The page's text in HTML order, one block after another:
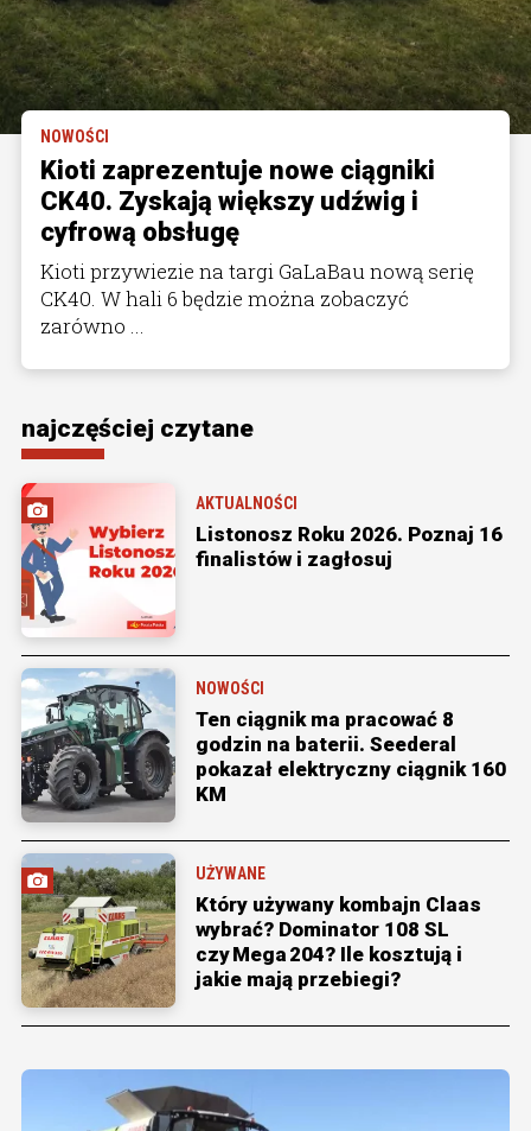
NOWOŚCI
Kioti zaprezentuje nowe ciągniki
CK40. Zyskają większy udźwig i
cyfrową obsługę
Kioti przywiezie na targi GaLaBau nową serię
CK40. W hali 6 będzie można zobaczyć
zarówno ...
najczęściej czytane
AKTUALNOŚCI
Listonosz Roku 2026. Poznaj 16
finalistów i zagłosuj
NOWOŚCI
Ten ciągnik ma pracować 8
godzin na baterii. Seederal
pokazał elektryczny ciągnik 160
KM
UŻYWANE
Który używany kombajn Claas
wybrać? Dominator 108 SL
czy Mega 204? Ile kosztują i
jakie mają przebiegi?